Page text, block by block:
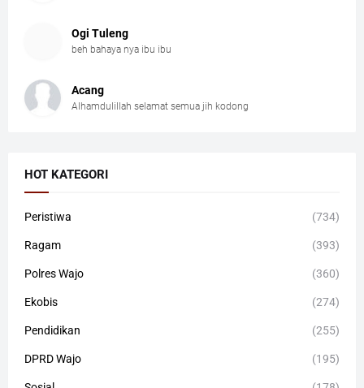
Ogi Tuleng
beh bahaya nya ibu ibu
Acang
Alhamdulillah selamat semua jih kodong
HOT KATEGORI
Peristiwa (734)
Ragam (393)
Polres Wajo (360)
Ekobis (274)
Pendidikan (255)
DPRD Wajo (195)